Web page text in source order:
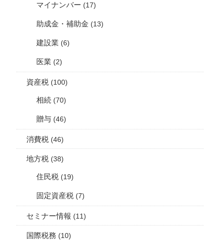
マイナンバー (17)
助成金・補助金 (13)
建設業 (6)
医業 (2)
資産税 (100)
相続 (70)
贈与 (46)
消費税 (46)
地方税 (38)
住民税 (19)
固定資産税 (7)
セミナー情報 (11)
国際税務 (10)